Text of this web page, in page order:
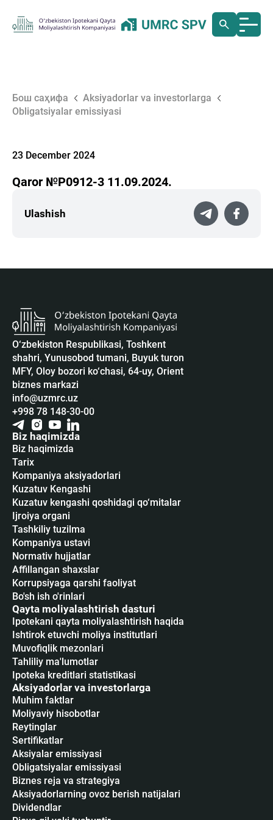
Бош саҳифа
Aksiyadorlar va investorlarga
Obligatsiyalar emissiyasi
23 December 2024
Qaror №P0912-3 11.09.2024.
Ulashish
O‘zbekiston Respublikasi, Toshkent
shahri, Yunusobod tumani, Buyuk turon
MFY, Oloy bozori ko‘chasi, 64-uy, Orient
biznes markazi
info@uzmrc.uz
+998 78 148-30-00
Biz haqimizda
Biz haqimizda
Tarix
Kompaniya aksiyadorlari
Kuzatuv Kengashi
Kuzatuv kengashi qoshidagi qo‘mitalar
Ijroiya organi
Tashkiliy tuzilma
Kompaniya ustavi
Normativ hujjatlar
Affillangan shaxslar
Korrupsiyaga qarshi faoliyat
Bo'sh ish o'rinlari
Qayta moliyalashtirish dasturi
Ipotekani qayta moliyalashtirish haqida
Ishtirok etuvchi moliya institutlari
Muvofiqlik mezonlari
Tahliliy ma'lumotlar
Ipoteka kreditlari statistikasi
Aksiyadorlar va investorlarga
Muhim faktlar
Moliyaviy hisobotlar
Reytinglar
Sertifikatlar
Аksiyalar emissiyasi
Obligatsiyalar emissiyasi
Biznes reja va strategiya
Aksiyadorlarning ovoz berish natijalari
Dividendlar